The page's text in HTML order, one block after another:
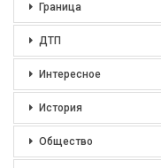
Граница
ДТП
Интересное
История
Общество